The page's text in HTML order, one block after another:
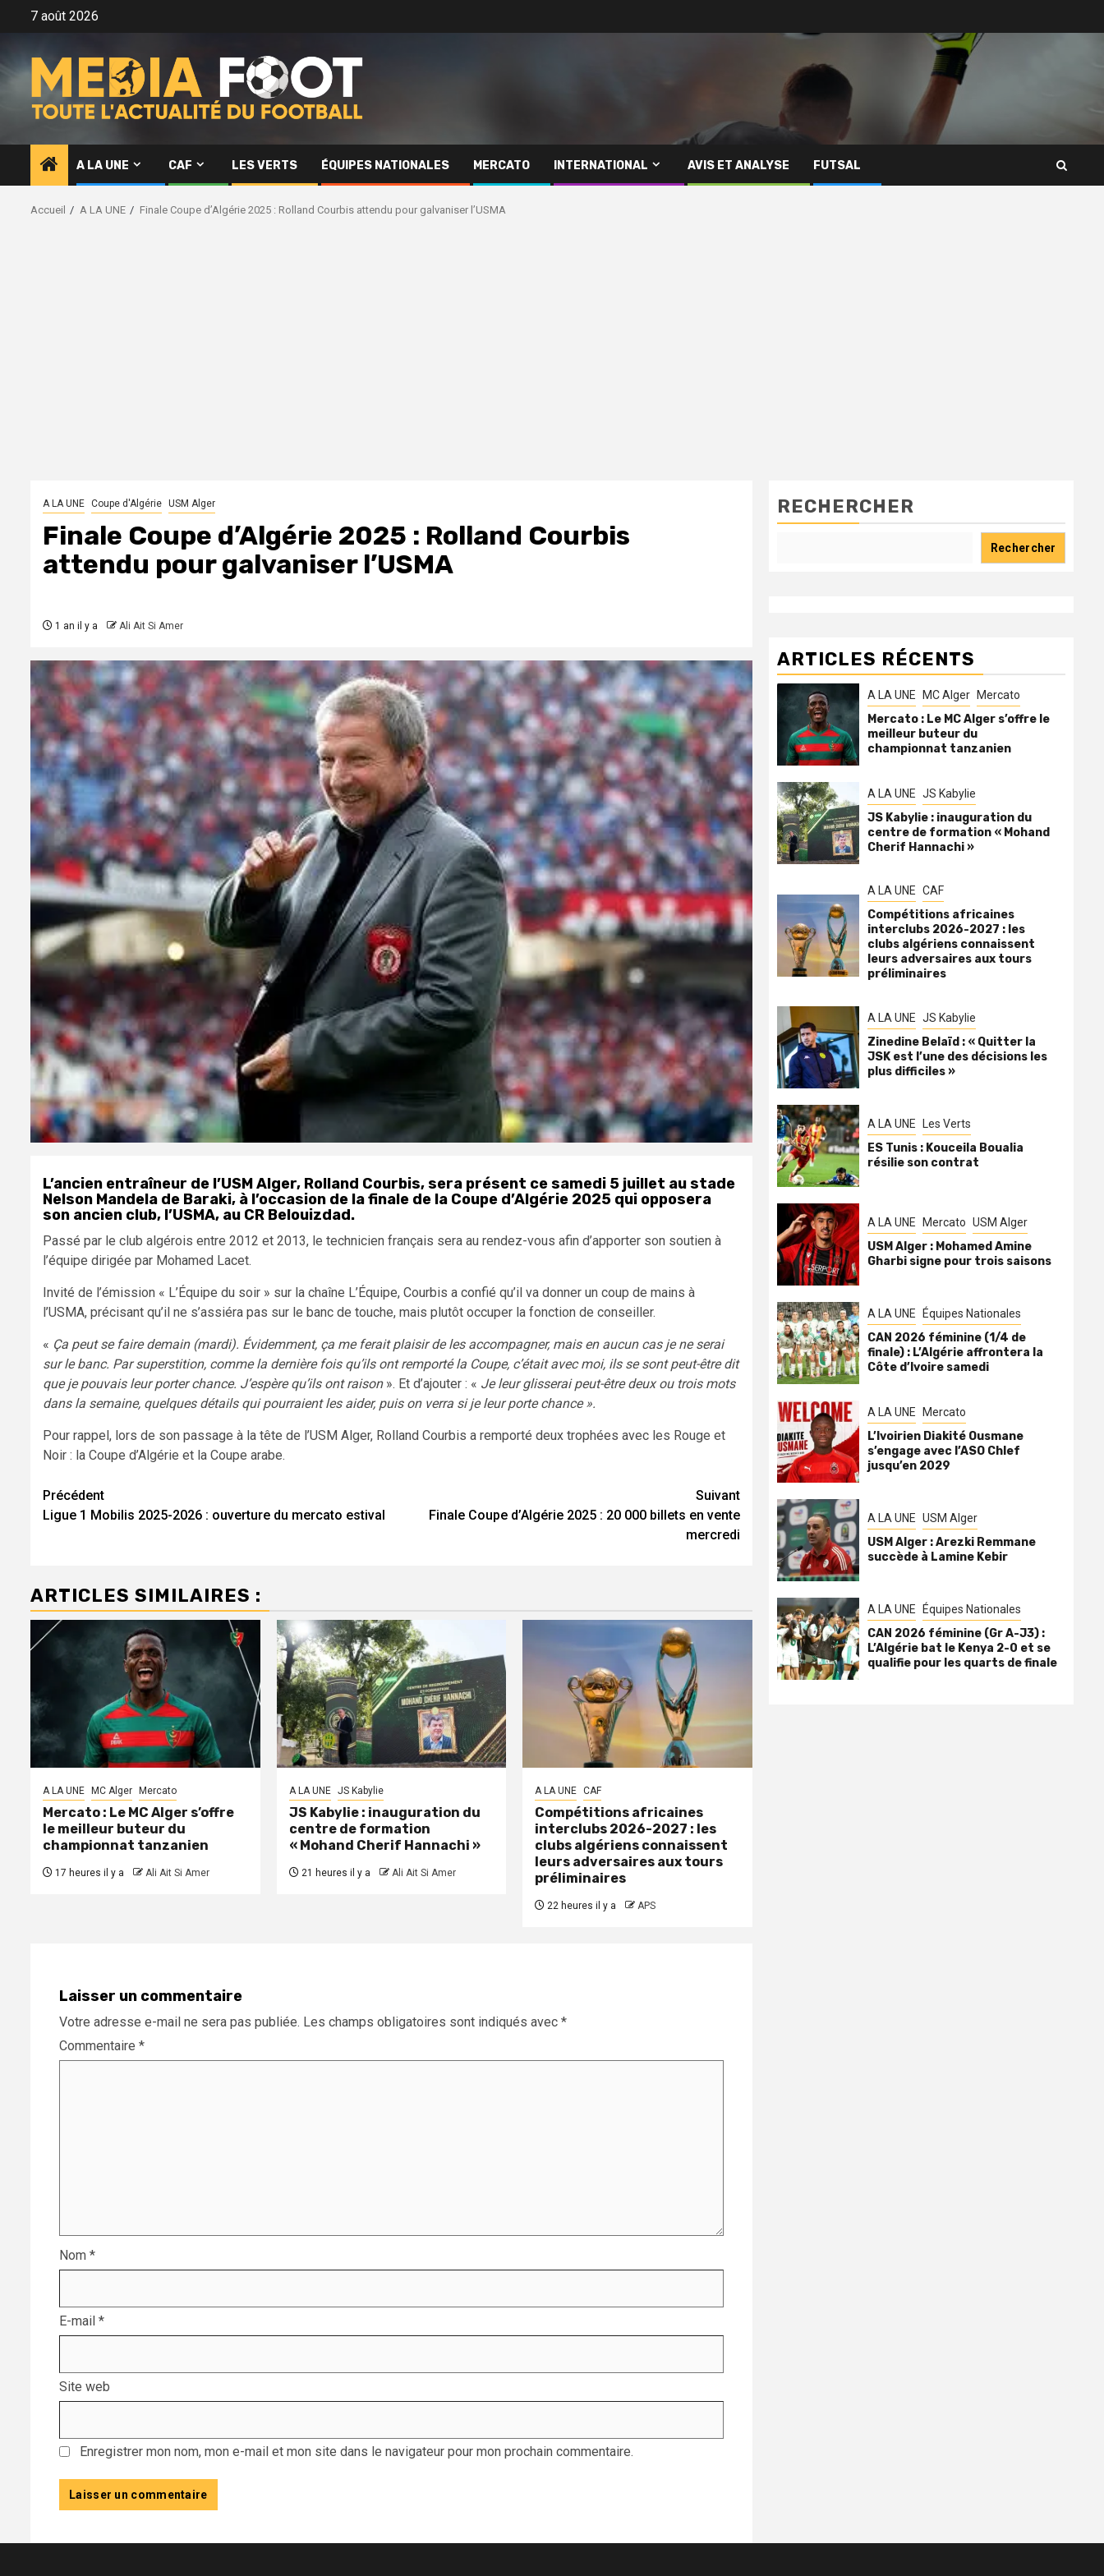
7 août 2026
A LA UNE CAF LES VERTS ÉQUIPES NATIONALES MERCATO INTERNATIONAL AVIS ET ANALYSE FUTSAL
Accueil A LA UNE Finale Coupe d’Algérie 2025 : Rolland Courbis attendu pour galvaniser l’USMA
A LA UNE Coupe d'Algérie USM Alger
Finale Coupe d’Algérie 2025 : Rolland Courbis
attendu pour galvaniser l’USMA
1 an il y a Ali Ait Si Amer
L’ancien entraîneur de l’USM Alger, Rolland Courbis, sera présent ce samedi 5 juillet au stade
Nelson Mandela de Baraki, à l’occasion de la finale de la Coupe d’Algérie 2025 qui opposera
son ancien club, l’USMA, au CR Belouizdad.
Passé par le club algérois entre 2012 et 2013, le technicien français sera au rendez-vous afin d’apporter son soutien à
l’équipe dirigée par Mohamed Lacet.
Invité de l’émission « L’Équipe du soir » sur la chaîne L’Équipe, Courbis a confié qu’il va donner un coup de mains à
l’USMA, précisant qu’il ne s’assiéra pas sur le banc de touche, mais plutôt occuper la fonction de conseiller.
« Ça peut se faire demain (mardi). Évidemment, ça me ferait plaisir de les accompagner, mais en aucun cas je ne serai
sur le banc. Par superstition, comme la dernière fois qu’ils ont remporté la Coupe, c’était avec moi, ils se sont peut-être dit
que je pouvais leur porter chance. J’espère qu’ils ont raison ». Et d’ajouter : « Je leur glisserai peut-être deux ou trois mots
dans la semaine, quelques détails qui pourraient les aider, puis on verra si je leur porte chance ».
Pour rappel, lors de son passage à la tête de l’USM Alger, Rolland Courbis a remporté deux trophées avec les Rouge et
Noir : la Coupe d’Algérie et la Coupe arabe.
Navigation
d’article
Précédent
Ligue 1 Mobilis 2025-2026 : ouverture du mercato estival
Suivant
Finale Coupe d’Algérie 2025 : 20 000 billets en vente
mercredi
ARTICLES SIMILAIRES :
A LA UNE MC Alger Mercato
Mercato : Le MC Alger s’offre
le meilleur buteur du
championnat tanzanien
17 heures il y a Ali Ait Si Amer
A LA UNE JS Kabylie
JS Kabylie : inauguration du
centre de formation
« Mohand Cherif Hannachi »
21 heures il y a Ali Ait Si Amer
A LA UNE CAF
Compétitions africaines
interclubs 2026-2027 : les
clubs algériens connaissent
leurs adversaires aux tours
préliminaires
22 heures il y a APS
Laisser un commentaire
Votre adresse e-mail ne sera pas publiée. Les champs obligatoires sont indiqués avec *
Commentaire *
Nom *
E-mail *
Site web
Enregistrer mon nom, mon e-mail et mon site dans le navigateur pour mon prochain commentaire.
RECHERCHER
Rechercher
ARTICLES RÉCENTS
A LA UNE MC Alger Mercato
Mercato : Le MC Alger s’offre le
meilleur buteur du
championnat tanzanien
A LA UNE JS Kabylie
JS Kabylie : inauguration du
centre de formation « Mohand
Cherif Hannachi »
A LA UNE CAF
Compétitions africaines
interclubs 2026-2027 : les
clubs algériens connaissent
leurs adversaires aux tours
préliminaires
A LA UNE JS Kabylie
Zinedine Belaïd : « Quitter la
JSK est l’une des décisions les
plus difficiles »
A LA UNE Les Verts
ES Tunis : Kouceila Boualia
résilie son contrat
A LA UNE Mercato USM Alger
USM Alger : Mohamed Amine
Gharbi signe pour trois saisons
A LA UNE Équipes Nationales
CAN 2026 féminine (1/4 de
finale) : L’Algérie affrontera la
Côte d’Ivoire samedi
A LA UNE Mercato
L’Ivoirien Diakité Ousmane
s’engage avec l’ASO Chlef
jusqu’en 2029
A LA UNE USM Alger
USM Alger : Arezki Remmane
succède à Lamine Kebir
A LA UNE Équipes Nationales
CAN 2026 féminine (Gr A-J3) :
L’Algérie bat le Kenya 2-0 et se
qualifie pour les quarts de finale